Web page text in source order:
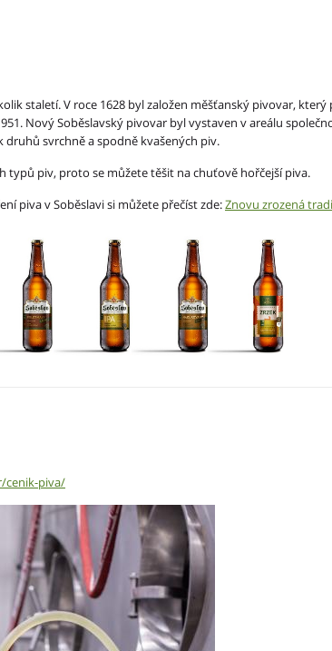
staletí. V roce 1628 byl založen měšťanský pivovar, který
Nový Soběslavský pivovar byl vystaven v areálu
druhů svrchně a spodně kvašených piv.
typů piv, proto se můžete těšit na chuťově hořčejší piva.
piva v Soběslavi si můžete přečíst zde:Znovu zrozená
cenik-piva/